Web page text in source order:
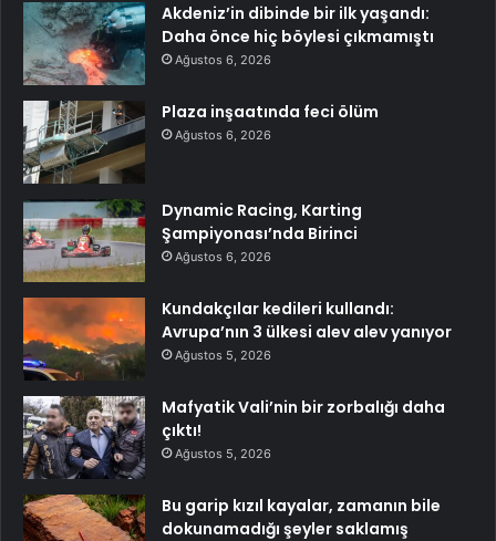
Akdeniz’in dibinde bir ilk yaşandı:
Daha önce hiç böylesi çıkmamıştı
Ağustos 6, 2026
Plaza inşaatında feci ölüm
Ağustos 6, 2026
Dynamic Racing, Karting
Şampiyonası’nda Birinci
Ağustos 6, 2026
Kundakçılar kedileri kullandı:
Avrupa’nın 3 ülkesi alev alev yanıyor
Ağustos 5, 2026
Mafyatik Vali’nin bir zorbalığı daha
çıktı!
Ağustos 5, 2026
Bu garip kızıl kayalar, zamanın bile
dokunamadığı şeyler saklamış